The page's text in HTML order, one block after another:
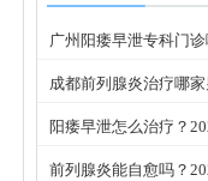
广州阳痿早泄专科门
名
成都前列腺炎治疗哪
碑推荐
阳痿早泄怎么治疗？
因与科学用药方案
前列腺炎能自愈吗？